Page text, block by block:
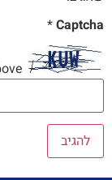
Captcha
*